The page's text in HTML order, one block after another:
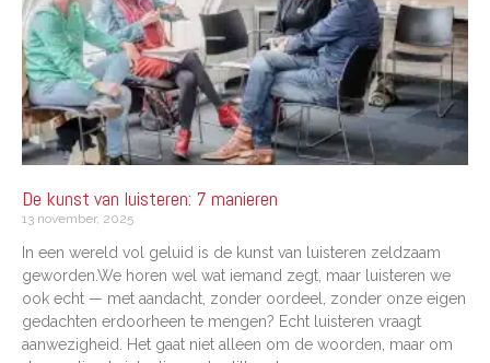
De kunst van luisteren: 7 manieren
13 november, 2025
In een wereld vol geluid is de kunst van luisteren zeldzaam
geworden.We horen wel wat iemand zegt, maar luisteren we
ook echt — met aandacht, zonder oordeel, zonder onze eigen
gedachten erdoorheen te mengen? Echt luisteren vraagt
aanwezigheid. Het gaat niet alleen om de woorden, maar om